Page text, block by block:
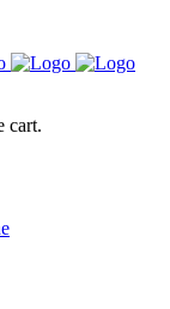
cart.